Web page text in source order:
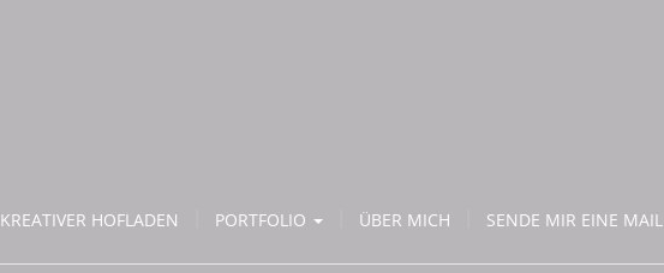
KREATIVER HOFLADEN PORTFOLIO ÜBER MICH SENDE MIR EINE MAIL